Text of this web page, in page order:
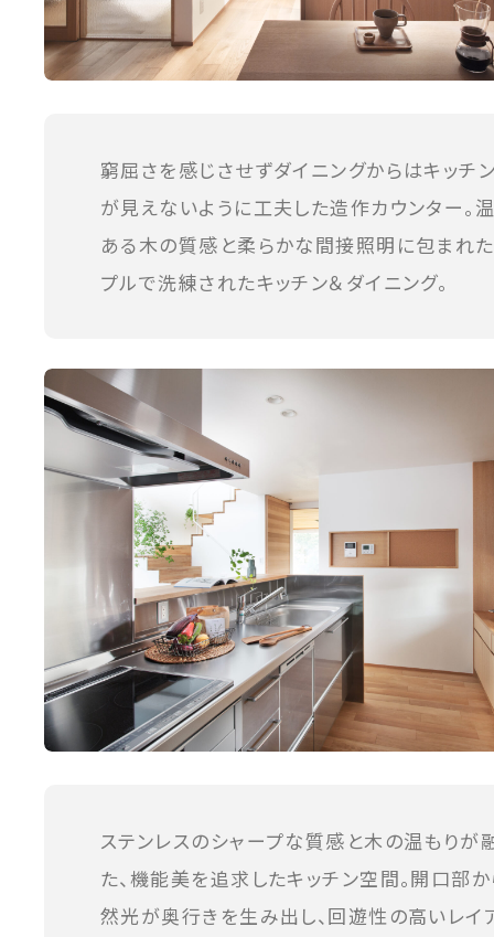
窮屈さを感じさせずダイニングからはキッチ
が見えないように工夫した造作カウンター。
ある木の質感と柔らかな間接照明に包まれた
プルで洗練されたキッチン＆ダイニング。
ステンレスのシャープな質感と木の温もりが
た、機能美を追求したキッチン空間。開口部
然光が奥行きを生み出し、回遊性の高いレイ